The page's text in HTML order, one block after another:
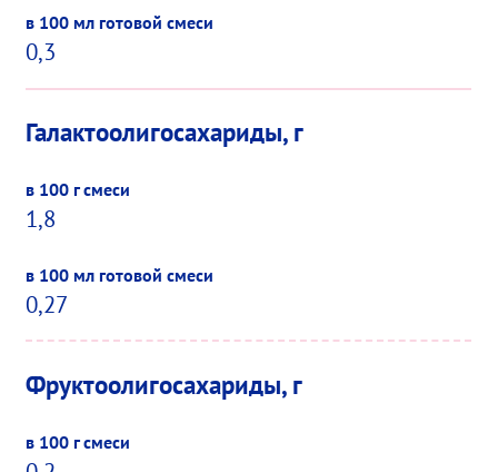
0,3
Галактоолигосахариды, г
1,8
0,27
Фруктоолигосахариды, г